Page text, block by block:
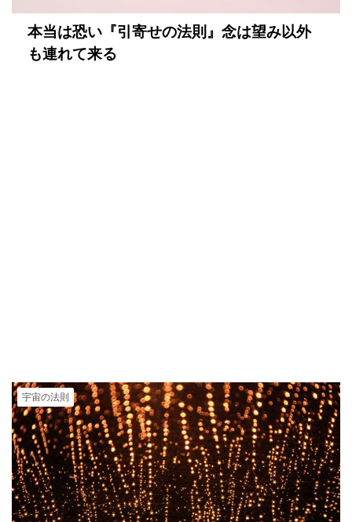
本当は恐い『引寄せの法則』念は望み以外
も連れて来る
宇宙の法則